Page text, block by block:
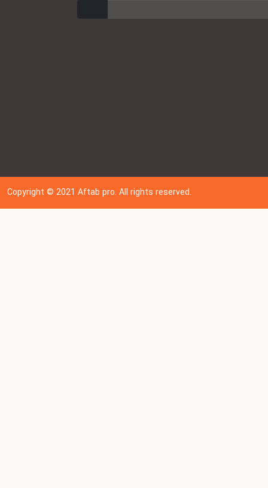
Copyright © 202 1Aftab pro. All rights reserved.